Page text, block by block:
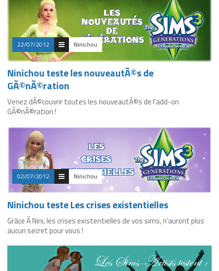
22/07/2012 Ninichou
Ninichou teste les nouveautÃ©s de
GÃ©nÃ©ration
Venez dÃ©couvrir toutes les nouveautÃ©s de l'add-on
GÃ©nÃ©ration !
02/07/2012 Ninichou
Ninichou teste Les crises existentielles
Grâce Ã Nini, les crises existentielles de vos sims, n'auront plus
aucun secret pour vous !